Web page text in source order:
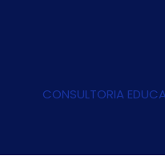
CONSULTORIA